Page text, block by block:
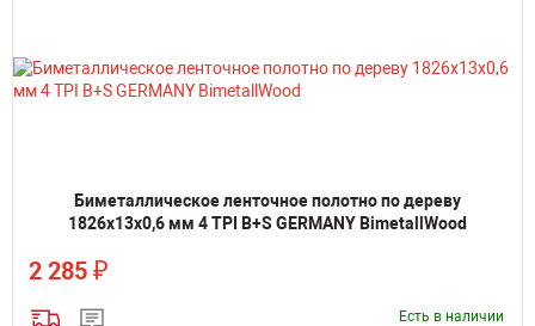
Биметаллическое ленточное полотно по дереву
1826х13х0,6 мм 4 TPI B+S GERMANY BimetallWood
2 285 ₽
Есть в наличии